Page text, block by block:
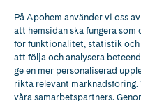
Apotek med tillstånd
av Läkemedelsverket
På Apohem använder vi oss
att hemsidan ska fungera som
för funktionalitet, statistik och
att följa och analysera
ge en mer personaliserad
rikta relevant
våra samarbetspartners.